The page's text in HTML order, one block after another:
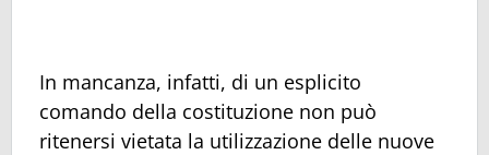
In mancanza, infatti, di un esplicito
comando della costituzione non può
ritenersi vietata la utilizzazione delle nuove